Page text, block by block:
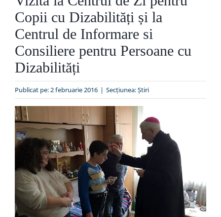
Liturgic
Special
Copii cu Dizabilități și la
Centrul de Informare si
Consiliere pentru Persoane cu
Dizabilități
Publicat pe: 2 februarie 2016 | Secțiunea:Ştiri